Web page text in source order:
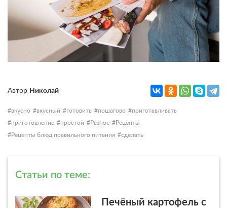
Автор Николай
вкусно вкусный готовить пошагово
приготавливать
приготовление
простой Разное
Рецепты
Рецепты блюд правильного питания
сделать
Статьи по теме:
Печёный картофель с